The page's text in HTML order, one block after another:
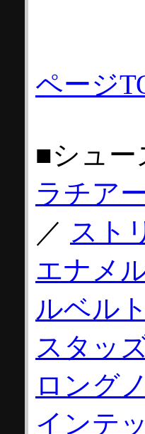
ページ
■シュ
ラチア
／ スト
エナメ
ルベルト
スタッ
ロング
インテ